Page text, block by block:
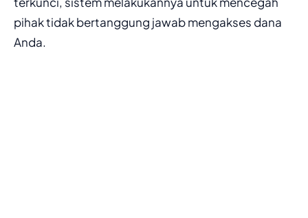
pihak tidak bertanggung jawab mengakses dana
Anda.